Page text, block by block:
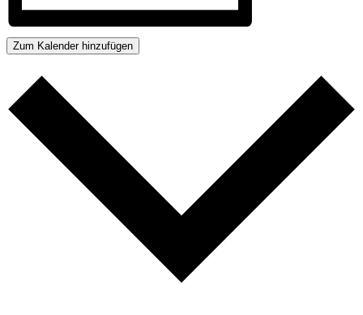
Zum Kalender hinzufügen